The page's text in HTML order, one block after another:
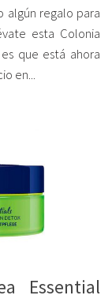
algún regalo para
esta Colonia
que está ahora
en...
Essential